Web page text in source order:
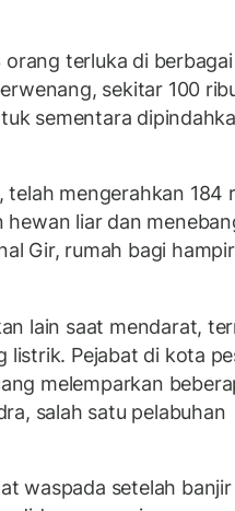
terluka di berbagai
sekitar 100
sementara
mengerahkan 184
liar dan
Gir, rumah bagi
lain saat mendarat,
listrik. Pejabat di kota
melemparkan
salah satu pelabuhan
waspada setelah banjir